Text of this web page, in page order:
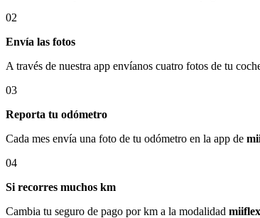
02
Envía las fotos
A través de nuestra app envíanos cuatro fotos de tu
03
Reporta tu odómetro
Cada mes envía una foto de tu odómetro en la app de
04
Si recorres muchos km
Cambia tu seguro de pago por km a la modalidad miiflex